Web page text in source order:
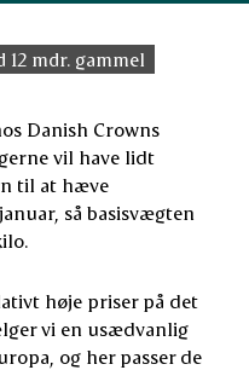
12 mdr. gammel
Danish Crowns
vil have lidt
til at hæve
så basisvægten
høje priser på det
vi en usædvanlig
og her passer de